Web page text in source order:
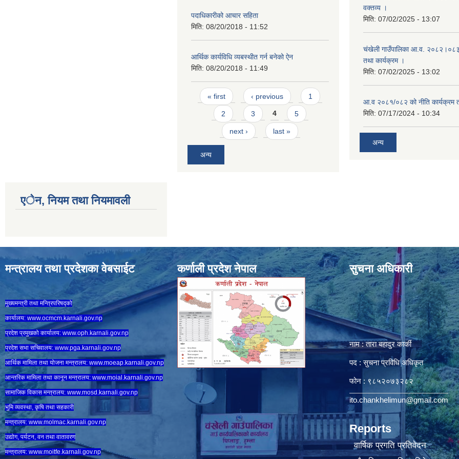
पदाधिकारीको आचार सहिता
मिति: 08/20/2018 - 11:52
आर्थिक कार्यविधि व्यबस्थीत गर्न बनेको ऐन
मिति: 08/20/2018 - 11:49
Pages
« first ‹ previous 1
2 3 4 5
next › last »
अन्य
वक्तव्य ।
मिति: 07/02/2025 - 13:07
चंखेली गाउँपालिका आ.व. २०८२।०८३
तथा कार्यक्रम ।
मिति: 07/02/2025 - 13:02
आ.व २०८१/०८२ को नीति कार्यक्रम
मिति: 07/17/2024 - 10:34
अन्य
एेन, नियम तथा नियमावली
मन्त्रालय तथा प्रदेशका वेबसाईट
मुख्यमन्त्री तथा मन्त्रिपरिषद्को
कार्यालय: www.ocmcm.karnali.gov.np
प्रदेश प्रमुखको कार्यालय: www.oph.karnali.gov.np
प्रदेश सभा सचिवालय: www.pga.karnali.gov.np
आर्थिक मामिला तथा योजना मन्त्रालय: www.moeap.karnali.gov.np
आन्तरिक मामिला तथा कानून मन्त्रालय: www.moial.karnali.gov.np
सामाजिक विकास मन्त्रालय: www.mosd.karnali.gov.np
भुमि व्यवस्था, कृषि तथा सहकारी
मन्त्रालय: www.molmac.karnali.gov.np
उद्योग, पर्यटन, वन तथा वातावरण
मन्त्रालय: www.moitfe.karnali.gov.np
कर्णाली प्रदेश नेपाल सुचना अधिकारी
नाम : तारा बहादुर कार्की
पद : सुचना प्रविधि अधिकृत
फोन : ९८५२०७३२८२
ito.chankhelimun@gmail.com
Reports
वार्षिक प्रगति प्रतिवेदन